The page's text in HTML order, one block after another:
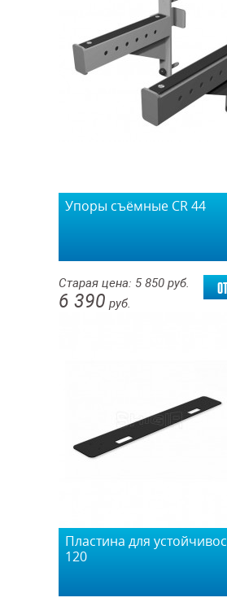
Упоры съёмные СR 44
Старая цена: 5 850 руб.
6 390 руб.
Пластина для
120